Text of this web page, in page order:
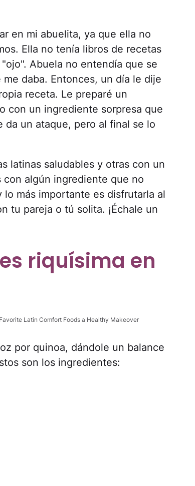
en mi abuelita, ya que ella no
Ella no tenía libros de recetas
Abuela no entendía que se
daba. Entonces, un día le dije
receta. Le preparé un
con un ingrediente sorpresa que
da un ataque, pero al final se lo
latinas saludables y otras con un
con algún ingrediente que no
lo más importante es disfrutarla al
tu pareja o tú solita. ¡Échale un
riquísima en
Latin Comfort Foods a Healthy Makeover
por quinoa, dándole un balance
son los ingredientes: